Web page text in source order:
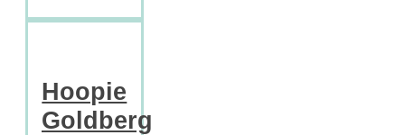
Hoopie
Goldberg